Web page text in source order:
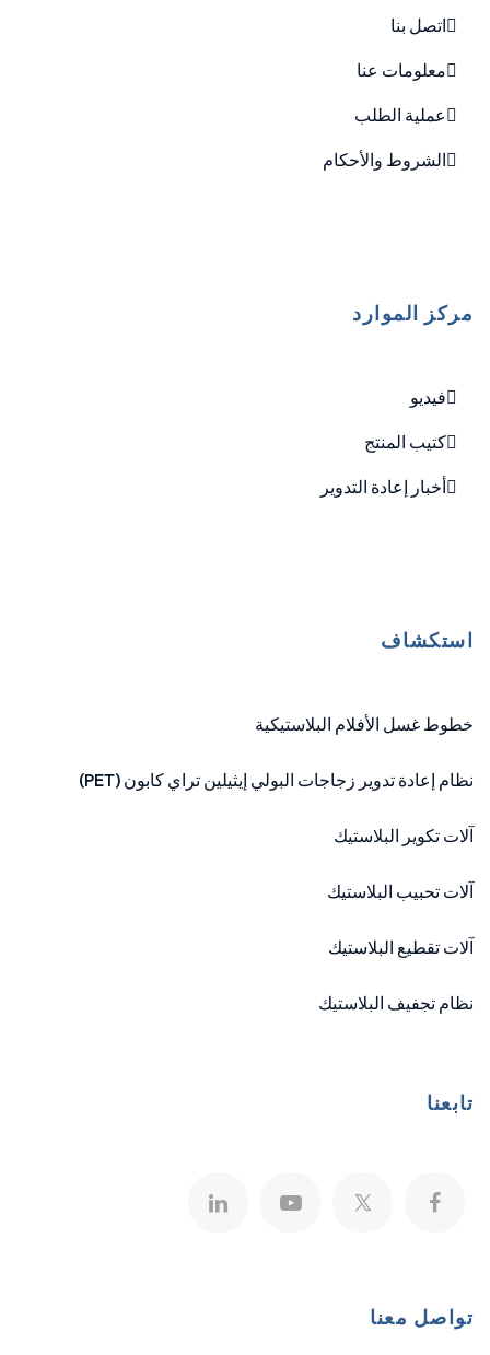
اتصل بنا
معلومات عنا
عملية الطلب
الشروط والأحكام
مركز الموارد
فيديو
كتيب المنتج
أخبار إعادة التدوير
استكشاف
خطوط غسل الأفلام البلاستيكية
نظام إعادة تدوير زجاجات البولي إيثيلين تراي كابون (PET)
آلات تكوير البلاستيك
آلات تحبيب البلاستيك
آلات تقطيع البلاستيك
نظام تجفيف البلاستيك
تابعنا
تواصل معنا